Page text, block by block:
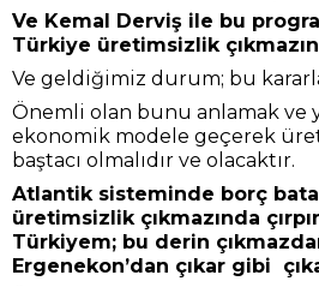
Ve Kemal Derviş ile bu
Türkiye üretimsizlik
Ve geldiğimiz durum; bu
Önemli olan bunu anlamak ve
ekonomik modele geçerek
baştacı olmalıdır ve olacaktır.
Atlantik sisteminde borç
üretimsizlik çıkmazında
Türkiyem; bu derin
Ergenekon’dan çıkar gibi